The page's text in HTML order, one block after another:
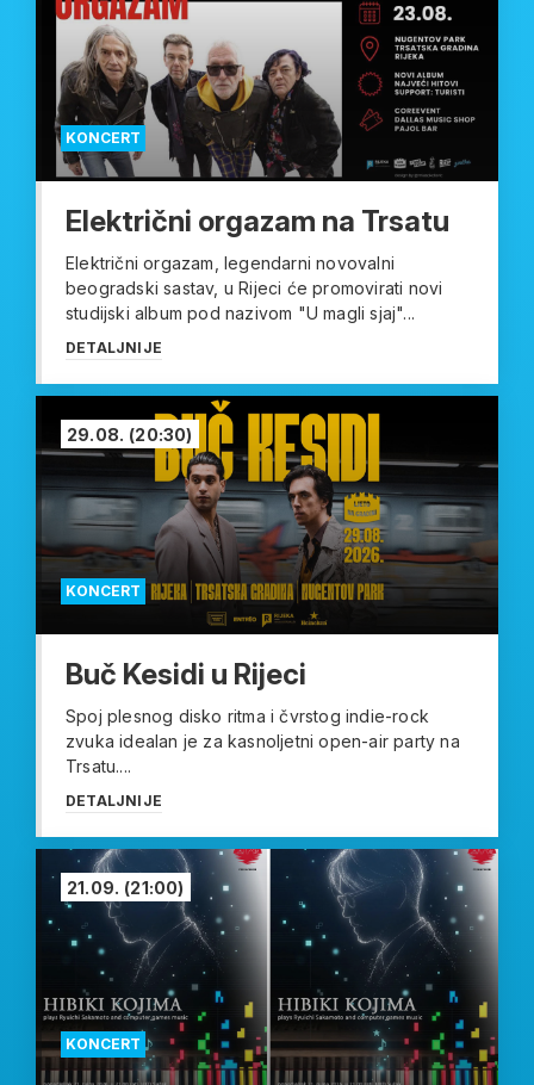
KONCERT
Električni orgazam na Trsatu
Električni orgazam, legendarni novovalni
beogradski sastav, u Rijeci će promovirati novi
studijski album pod nazivom "U magli sjaj"...
DETALJNIJE
KONCERT
29.08. (20:30)
Buč Kesidi u Rijeci
Spoj plesnog disko ritma i čvrstog indie-rock
zvuka idealan je za kasnoljetni open-air party na
Trsatu....
DETALJNIJE
KONCERT
21.09. (21:00)